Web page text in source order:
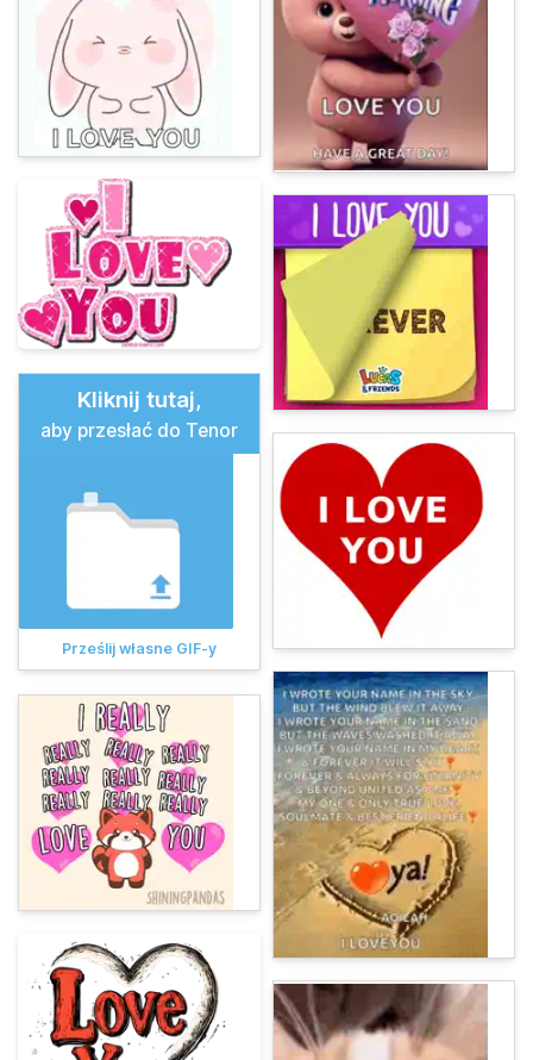
Kliknij tutaj,
aby przesłać do Tenor
Prześlij własne GIF-y